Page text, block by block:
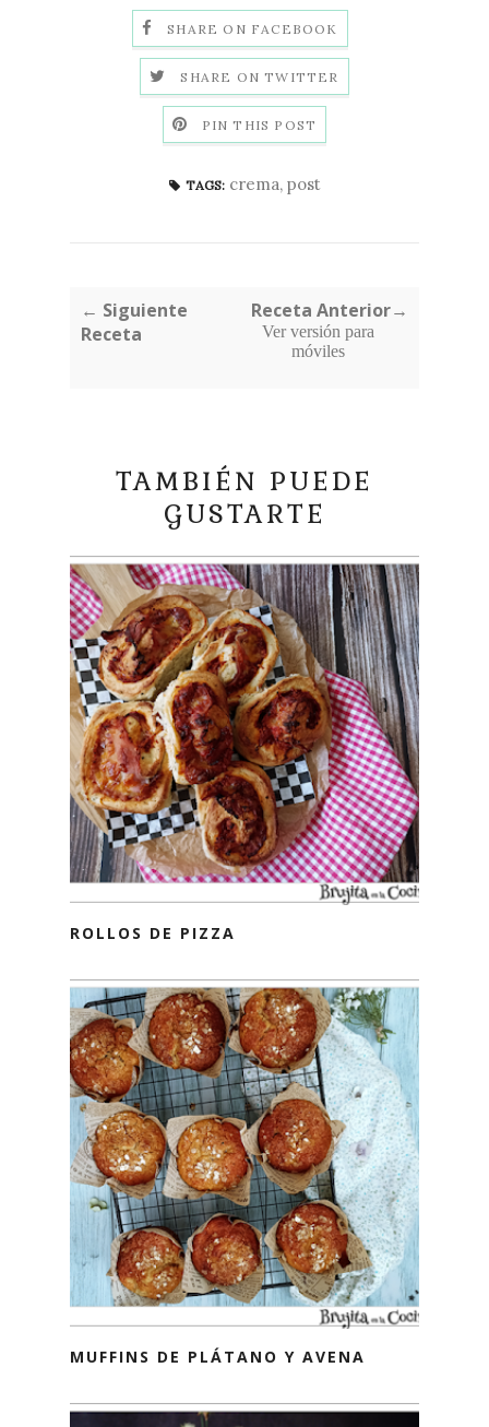
SHARE ON FACEBOOK
SHARE ON TWITTER
PIN THIS POST
TAGS: crema, post
← Siguiente
Receta
Receta Anterior→
Ver versión para
móviles
TAMBIÉN PUEDE
GUSTARTE
ROLLOS DE PIZZA
MUFFINS DE PLÁTANO Y AVENA